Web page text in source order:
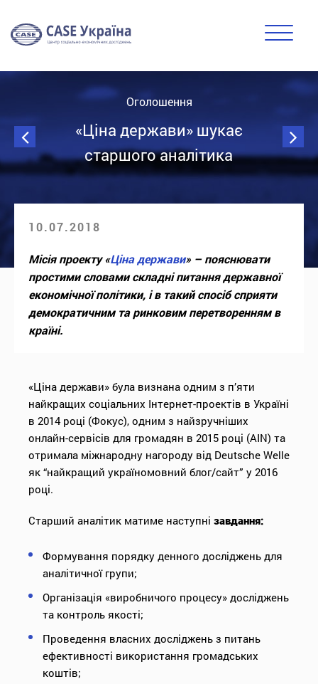
Оголошення
«Ціна держави» шукає
старшого аналітика
10.07.2018
Місія проекту «Ціна держави» – пояснювати
простими словами складні питання державної
економічної політики, і в такий спосіб сприяти
демократичним та ринковим перетворенням в
країні.
«Ціна держави» була визнана одним з п’яти
найкращих соціальних Інтернет-проектів в Україні
в 2014 році (Фокус), одним з найзручніших
онлайн-сервісів для громадян в 2015 році (AIN) та
отримала міжнародну нагороду від Deutsche Welle
як “найкращий україномовний блог/сайт” у 2016
році.
Старший аналітик матиме наступні завдання:
Формування порядку денного досліджень для
аналітичної групи;
Організація «виробничого процесу» досліджень
та контроль якості;
Проведення власних досліджень з питань
ефективності використання громадських
коштів;